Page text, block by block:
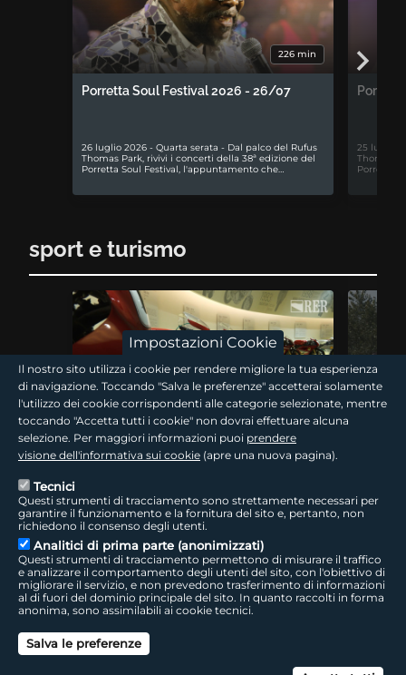
226 min
Porretta Soul Festival 2026 - 26/07
26 luglio 2026 - Quarta serata - Dal palco del Rufus
Thomas Park, rivivi i concerti della 38ª edizione del
Porretta Soul Festival, l'appuntamento che…
25 luglio
Thomas
Porretta
sport e turismo
15 min
Traguardi! Il filo rosso
Nel centenario Ducati il WDW accende Misano e la
Romagna dei motori. Seguendo le tracce di questa
storia si risale alla Bologna industriale, tra…
La
giovani
Impostazioni Cookie
Il nostro sito utilizza i cookie per rendere migliore la tua esperienza
di navigazione. Toccando "Salva le preferenze" accetterai solamente
l'utilizzo dei cookie corrispondenti alle categorie selezionate, mentre
toccando "Accetta tutti i cookie" non dovrai effettuare alcuna
selezione. Per maggiori informazioni puoi prendere
visione dell'informativa sui cookie (apre una nuova pagina).
Tecnici
Questi strumenti di tracciamento sono strettamente necessari per
garantire il funzionamento e la fornitura del sito e, pertanto, non
richiedono il consenso degli utenti.
Analitici di prima parte (anonimizzati)
Questi strumenti di tracciamento permettono di misurare il traffico
e analizzare il comportamento degli utenti del sito, con l'obiettivo di
migliorare il servizio, e non prevedono trasferimento di informazioni
al di fuori del dominio principale del sito. In quanto raccolti in forma
anonima, sono assimilabili ai cookie tecnici.
Salva le preferenze